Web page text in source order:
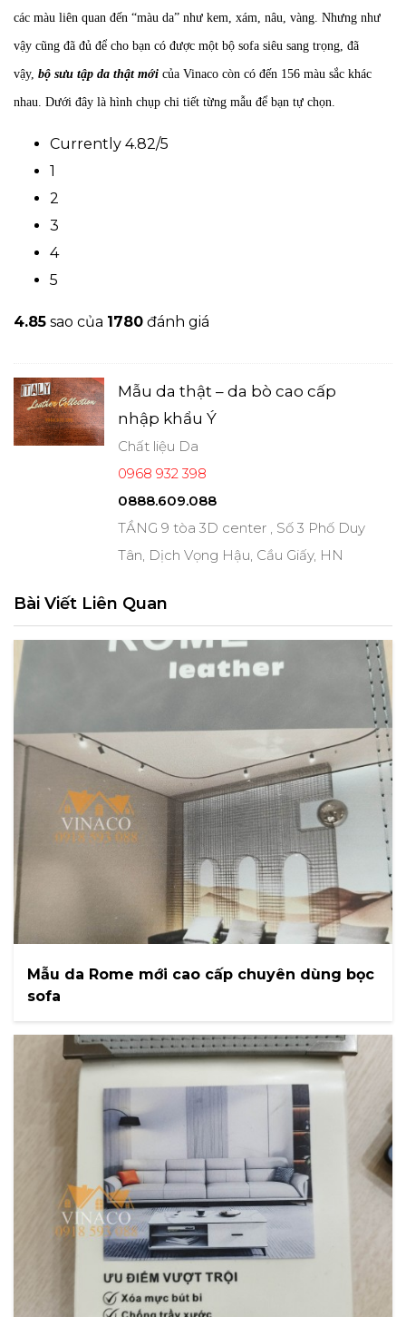
các màu liên quan đến “màu da” như kem, xám, nâu, vàng. Nhưng như
vậy cũng đã đủ để cho bạn có được một bộ sofa siêu sang trọng, đã
vậy, bộ sưu tập da thật mới của Vinaco còn có đến 156 màu sắc khác
nhau. Dưới đây là hình chụp chi tiết từng mẫu để bạn tự chọn.
Currently 4.82/5
1
2
3
4
5
4.85 sao của 1780 đánh giá
Mẫu da thật – da bò cao cấp
nhập khẩu Ý
Chất liệu Da
0968 932 398
0888.609.088
TẦNG 9 tòa 3D center , Số 3 Phố Duy
Tân, Dịch Vọng Hậu, Cầu Giấy, HN
Bài Viết Liên Quan
Mẫu da Rome mới cao cấp chuyên dùng bọc
sofa